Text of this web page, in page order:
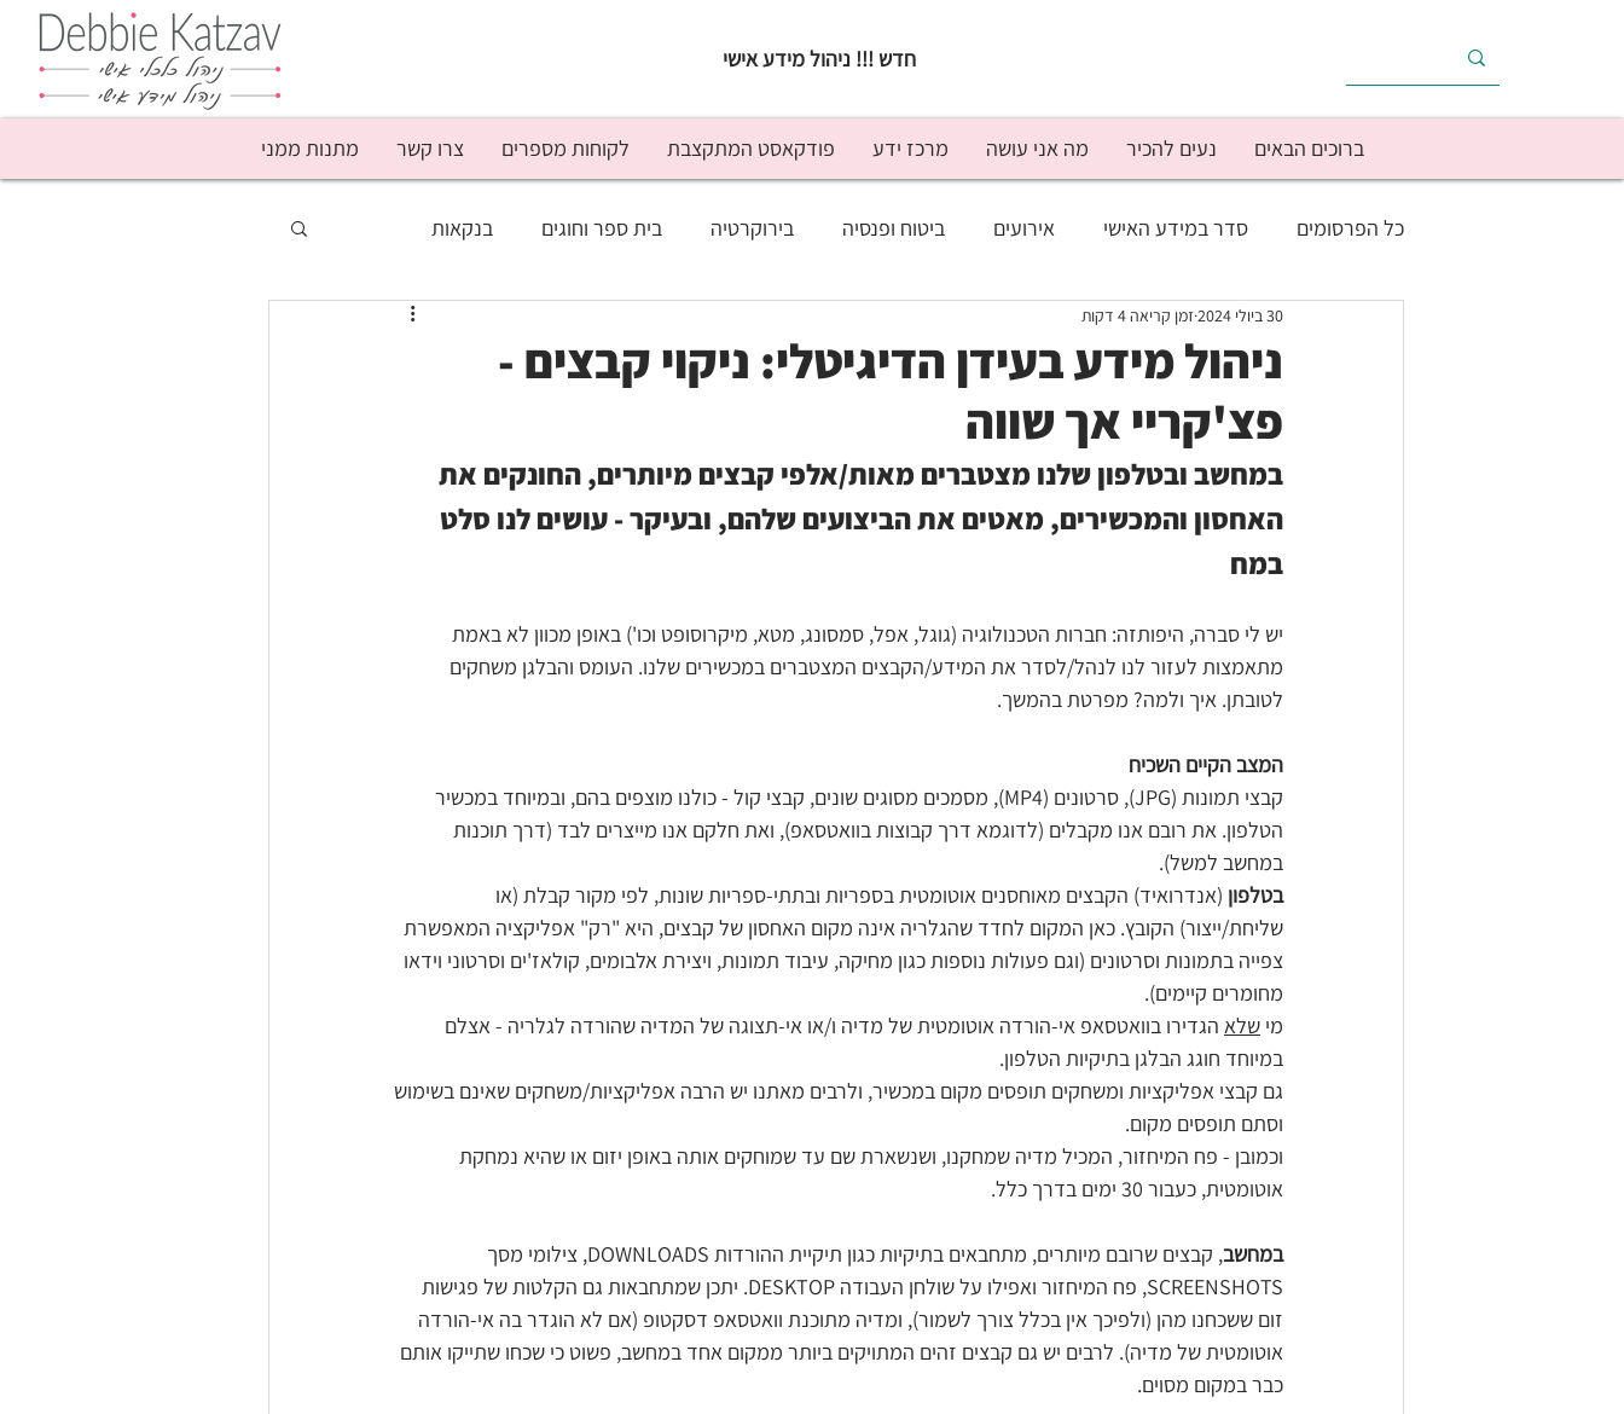
חדש !!! ניהול מידע אישי
ברוכים הבאים נעים להכיר מה אני עושה מרכז ידע פודקאסט המתקצבת לקוחות מספרים צרו קשר מתנות ממני
כל הפרסומים סדר במידע האישי אירועים ביטוח ופנסיה בירוקרטיה בית ספר וחוגים בנקאות
הוצאות הבית הכנסה מבצעים
מוטיבציה/יישום מימוש יעדים מעקב תקציבי
עסק עצמאי צרכנות תפקיד היועץ בלוג טלוויזיה התראיינתי כתבו עליי פודקאסט
ניהול מידע בעידן הדיגיטלי: ניקוי קבצים -
פצ'קריי אך שווה
30 ביולי 2024 זמן קריאה 4 דקות
במחשב ובטלפון שלנו מצטברים מאות/אלפי קבצים מיותרים, החונקים את
האחסון והמכשירים, מאטים את הביצועים שלהם, ובעיקר - עושים לנו סלט
במח
יש לי סברה, היפותזה: חברות הטכנולוגיה (גוגל, אפל, סמסונג, מטא, מיקרוסופט וכו') באופן מכוון לא באמת
מתאמצות לעזור לנו לנהל/לסדר את המידע/הקבצים המצטברים במכשירים שלנו. העומס והבלגן משחקים
לטובתן. איך ולמה? מפרטת בהמשך.
המצב הקיים השכיח
קבצי תמונות (JPG), סרטונים (MP4), מסמכים מסוגים שונים, קבצי קול - כולנו מוצפים בהם, ובמיוחד במכשיר
הטלפון. את רובם אנו מקבלים (לדוגמא דרך קבוצות בוואטסאפ), ואת חלקם אנו מייצרים לבד (דרך תוכנות
במחשב למשל).
בטלפון (אנדרואיד) הקבצים מאוחסנים אוטומטית בספריות ובתתי-ספריות שונות, לפי מקור קבלת (או
שליחת/ייצור) הקובץ. כאן המקום לחדד שהגלריה אינה מקום האחסון של קבצים, היא "רק" אפליקציה המאפשרת
צפייה בתמונות וסרטונים (וגם פעולות נוספות כגון מחיקה, עיבוד תמונות, ויצירת אלבומים, קולאז'ים וסרטוני וידאו
מחומרים קיימים).
מי שלא הגדירו בוואטסאפ אי-הורדה אוטומטית של מדיה ו/או אי-תצוגה של המדיה שהורדה לגלריה - אצלם
במיוחד חוגג הבלגן בתיקיות הטלפון.
גם קבצי אפליקציות ומשחקים תופסים מקום במכשיר, ולרבים מאתנו יש הרבה אפליקציות/משחקים שאינם בשימוש
וסתם תופסים מקום.
וכמובן - פח המיחזור, המכיל מדיה שמחקנו, ושנשארת שם עד שמוחקים אותה באופן יזום או שהיא נמחקת
אוטומטית, כעבור 30 ימים בדרך כלל.
במחשב
, קבצים שרובם מיותרים, מתחבאים בתיקיות כגון תיקיית ההורדות DOWNLOADS, צילומי מסך
SCREENSHOTS, פח המיחזור ואפילו על שולחן העבודה DESKTOP. יתכן שמתחבאות גם הקלטות של פגישות
זום ששכחנו מהן (ולפיכך אין בכלל צורך לשמור), ומדיה מתוכנת וואטסאפ דסקטופ (אם לא הוגדר בה אי-הורדה
אוטומטית של מדיה). לרבים יש גם קבצים זהים המתויקים ביותר ממקום אחד במחשב, פשוט כי שכחו שתייקו אותם
כבר במקום מסוים.